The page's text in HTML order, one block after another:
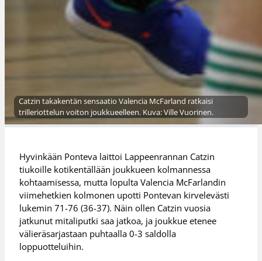
Catzin takakentän sensaatio Valencia McFarland ratkaisi
trilleriottelun voiton joukkueelleen. Kuva: Ville Vuorinen.
Hyvinkään Ponteva laittoi Lappeenrannan Catzin
tiukoille kotikentällään joukkueen kolmannessa
kohtaamisessa, mutta lopulta Valencia McFarlandin
viimehetkien kolmonen upotti Pontevan kirvelevästi
lukemin 71-76 (36-37). Näin ollen Catzin vuosia
jatkunut mitaliputki saa jatkoa, ja joukkue etenee
välieräsarjastaan puhtaalla 0-3 saldolla
loppuotteluihin.